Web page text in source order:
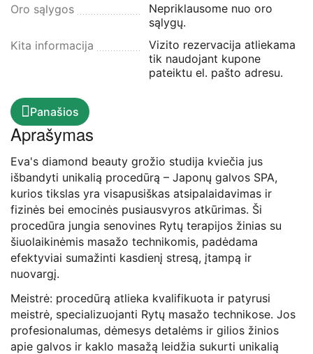
Oro sąlygos
Nepriklausome nuo oro
sąlygų.
Kita informacija
Vizito rezervacija atliekama
tik naudojant kupone
pateiktu el. pašto adresu.
Panašios
Aprašymas
Eva's diamond beauty grožio studija kviečia jus
išbandyti unikalią procedūrą – Japonų galvos SPA,
kurios tikslas yra visapusiškas atsipalaidavimas ir
fizinės bei emocinės pusiausvyros atkūrimas. Ši
procedūra jungia senovines Rytų terapijos žinias su
šiuolaikinėmis masažo technikomis, padėdama
efektyviai sumažinti kasdienį stresą, įtampą ir
nuovargį.
Meistrė: procedūrą atlieka kvalifikuota ir patyrusi
meistrė, specializuojanti Rytų masažo technikose. Jos
profesionalumas, dėmesys detalėms ir gilios žinios
apie galvos ir kaklo masažą leidžia sukurti unikalią